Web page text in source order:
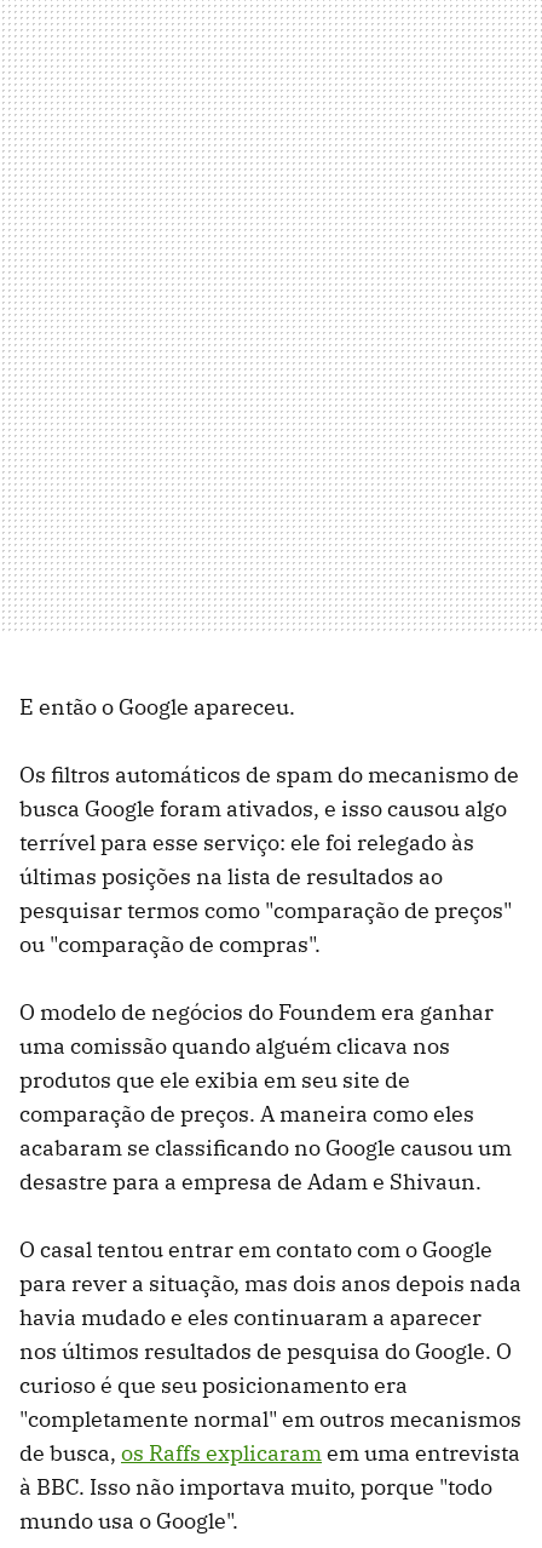
E então o Google apareceu.
Os filtros automáticos de spam do mecanismo de
busca Google foram ativados, e isso causou algo
terrível para esse serviço: ele foi relegado às
últimas posições na lista de resultados ao
pesquisar termos como "comparação de preços"
ou "comparação de compras".
O modelo de negócios do Foundem era ganhar
uma comissão quando alguém clicava nos
produtos que ele exibia em seu site de
comparação de preços. A maneira como eles
acabaram se classificando no Google causou um
desastre para a empresa de Adam e Shivaun.
O casal tentou entrar em contato com o Google
para rever a situação, mas dois anos depois nada
havia mudado e eles continuaram a aparecer
nos últimos resultados de pesquisa do Google. O
curioso é que seu posicionamento era
"completamente normal" em outros mecanismos
de busca, os Raffs explicaramem uma entrevista
à BBC. Isso não importava muito, porque "todo
mundo usa o Google".